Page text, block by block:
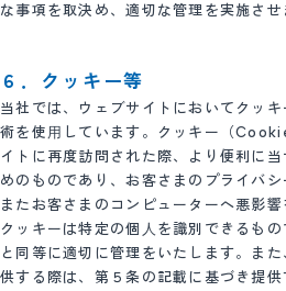
な事項を取決め、適切な管理を実施させ
６．クッキー等
当社では、ウェブサイトにおいてクッ
術を使⽤しています。クッキー（
イトに再度訪問された際、より便利に
めのものであり、お客さまのプライバシ
またお客さまのコンピューターへ悪影
クッキーは特定の個⼈を識別できるも
と同等に適切に管理をいたします。ま
供する際は、第５条の記載に基づき提